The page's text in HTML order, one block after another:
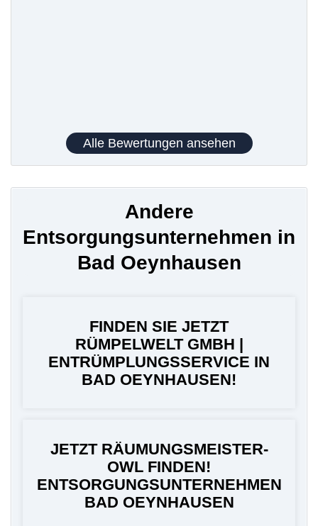
Alle Bewertungen ansehen
Andere
Entsorgungsunternehmen in
Bad Oeynhausen
FINDEN SIE JETZT
RÜMPELWELT GMBH |
ENTRÜMPLUNGSSERVICE IN
BAD OEYNHAUSEN!
JETZT RÄUMUNGSMEISTER-
OWL FINDEN!
ENTSORGUNGSUNTERNEHMEN
BAD OEYNHAUSEN